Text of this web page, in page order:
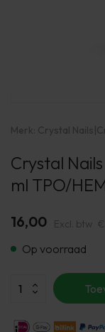
Merk: Crystal Nails|
Crystal
ml TPO/
16,00 Excl. btw
Op voorraad